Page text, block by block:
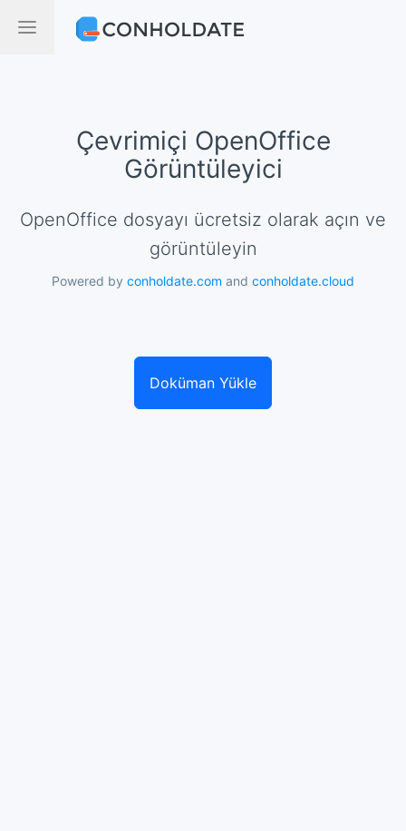
Çevrimiçi OpenOffice
Görüntüleyici
OpenOffice dosyayı ücretsiz olarak açın ve
görüntüleyin
Powered by conholdate.com and conholdate.cloud
Doküman Yükle